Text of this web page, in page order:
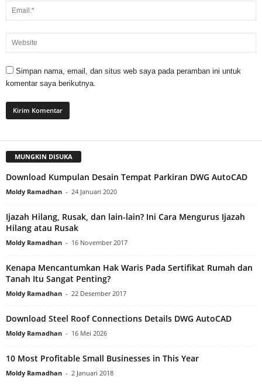
Simpan nama, email, dan situs web saya pada peramban ini untuk
komentar saya berikutnya.
MUNGKIN DISUKA
Download Kumpulan Desain Tempat Parkiran DWG AutoCAD
Moldy Ramadhan - 24 Januari 2020
Ijazah Hilang, Rusak, dan lain-lain? Ini Cara Mengurus Ijazah
Hilang atau Rusak
Moldy Ramadhan - 16 November 2017
Kenapa Mencantumkan Hak Waris Pada Sertifikat Rumah dan
Tanah Itu Sangat Penting?
Moldy Ramadhan - 22 Desember 2017
Download Steel Roof Connections Details DWG AutoCAD
Moldy Ramadhan - 16 Mei 2026
10 Most Profitable Small Businesses in This Year
Moldy Ramadhan - 2 Januari 2018